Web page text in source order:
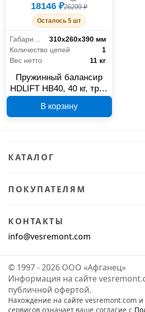
18146 ₽26299 ₽
Осталось 5 шт
310x260x390 мм
Количество цепей
1
Вес нетто
11 кг
Пружинный балансир
HDLIFT HB40, 40 кг, трос
В корзину
КАТАЛОГ
ПОКУПАТЕЛЯМ
КОНТАКТЫ
info@vesremont.com
© 1997 - 2026 ООО «Афганец»
Информация на сайте
публичной офертой.
Нахождение на сайте vesremont.com и
сервисов означает ваше согласие с